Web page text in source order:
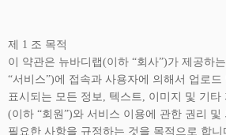
제 1 조 목적
이 약관은 뉴바디랩(이하 “회사”)가 제공하
“서비스”)에 접속과 사용자에 의해서 업로드
표시되는 모든 정보, 텍스트, 이미지 및 기
(이하 “회원”)와 서비스 이용에 관한 권리
필요한 사항을 규정하는 것을 목적으로 합니